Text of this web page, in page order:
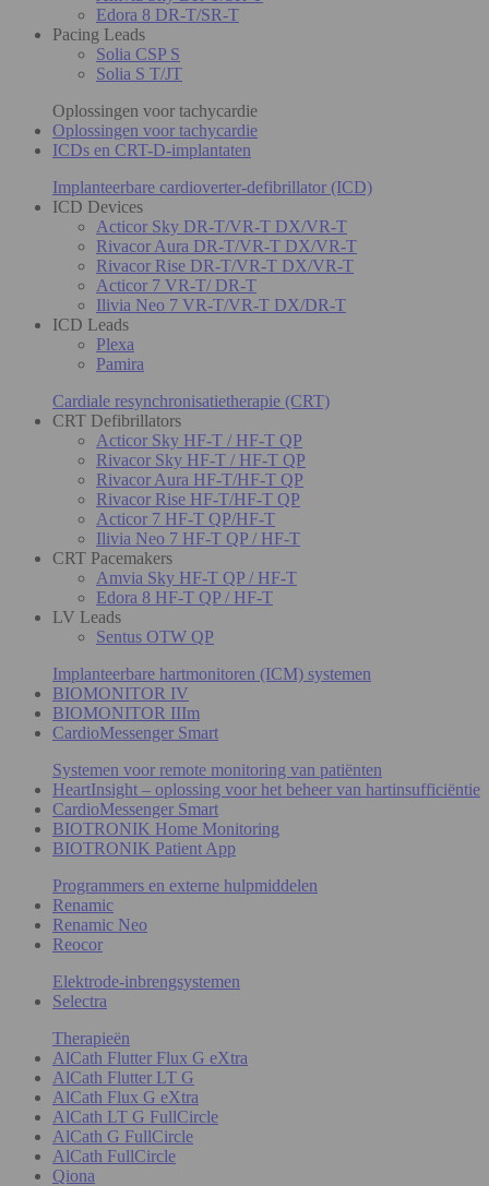
Edora 8 DR-T/SR-T
Pacing Leads
Solia CSP S
Solia S T/JT
Oplossingen voor tachycardie
Oplossingen voor tachycardie
ICDs en CRT-D-implantaten
Implanteerbare cardioverter-defibrillator (ICD)
ICD Devices
Acticor Sky DR-T/VR-T DX/VR-T
Rivacor Aura DR-T/VR-T DX/VR-T
Rivacor Rise DR-T/VR-T DX/VR-T
Acticor 7 VR-T/ DR-T
Ilivia Neo 7 VR-T/VR-T DX/DR-T
ICD Leads
Plexa
Pamira
Cardiale resynchronisatietherapie (CRT)
CRT Defibrillators
Acticor Sky HF-T / HF-T QP
Rivacor Sky HF-T / HF-T QP
Rivacor Aura HF-T/HF-T QP
Rivacor Rise HF-T/HF-T QP
Acticor 7 HF-T QP/HF-T
Ilivia Neo 7 HF-T QP / HF-T
CRT Pacemakers
Amvia Sky HF-T QP / HF-T
Edora 8 HF-T QP / HF-T
LV Leads
Sentus OTW QP
Implanteerbare hartmonitoren (ICM) systemen
BIOMONITOR IV
BIOMONITOR IIIm
CardioMessenger Smart
Systemen voor remote monitoring van patiënten
HeartInsight – oplossing voor het beheer van hartinsufficiëntie
CardioMessenger Smart
BIOTRONIK Home Monitoring
BIOTRONIK Patient App
Programmers en externe hulpmiddelen
Renamic
Renamic Neo
Reocor
Elektrode-inbrengsystemen
Selectra
Therapieën
AlCath Flutter Flux G eXtra
AlCath Flutter LT G
AlCath Flux G eXtra
AlCath LT G FullCircle
AlCath G FullCircle
AlCath FullCircle
Qiona